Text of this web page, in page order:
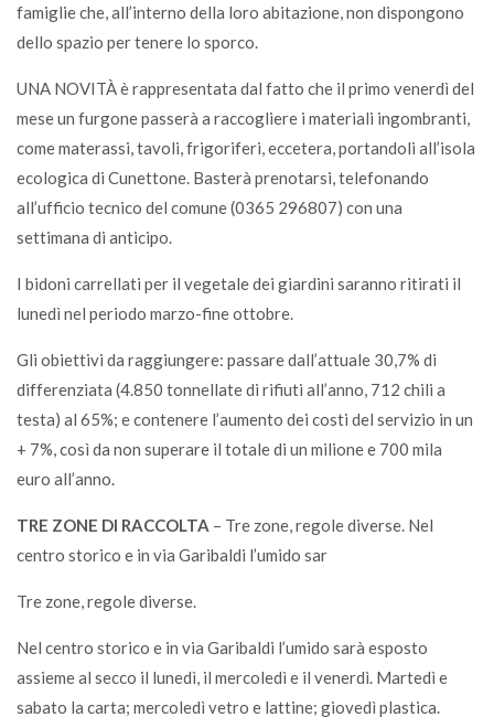
famiglie che, all’interno della loro abitazione, non dispongono
dello spazio per tenere lo sporco.
UNA NOVITÀ è rappresentata dal fatto che il primo venerdì del
mese un furgone passerà a raccogliere i materiali ingombranti,
come materassi, tavoli, frigoriferi, eccetera, portandoli all’isola
ecologica di Cunettone. Basterà prenotarsi, telefonando
all’ufficio tecnico del comune (0365 296807) con una
settimana di anticipo.
I bidoni carrellati per il vegetale dei giardini saranno ritirati il
lunedì nel periodo marzo-fine ottobre.
Gli obiettivi da raggiungere: passare dall’attuale 30,7% di
differenziata (4.850 tonnellate di rifiuti all’anno, 712 chili a
testa) al 65%; e contenere l’aumento dei costi del servizio in un
+ 7%, così da non superare il totale di un milione e 700 mila
euro all’anno.
TRE ZONE DI RACCOLTA – Tre zone, regole diverse. Nel
centro storico e in via Garibaldi l’umido sar
Tre zone, regole diverse.
Nel centro storico e in via Garibaldi l’umido sarà esposto
assieme al secco il lunedì, il mercoledì e il venerdì. Martedì e
sabato la carta; mercoledì vetro e lattine; giovedì plastica.